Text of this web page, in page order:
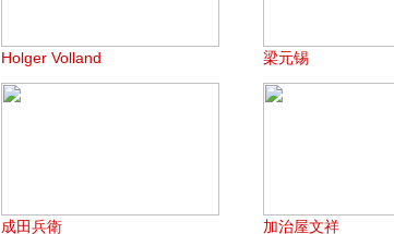
Holger Volland 梁元锡
成田兵衛 加治屋文祥